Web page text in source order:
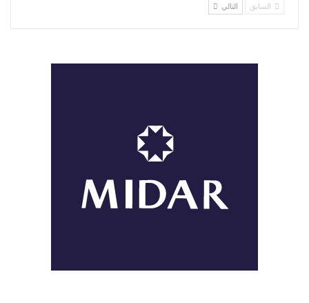
السابق التالي